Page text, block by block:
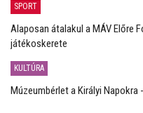
SPORT
Alaposan átalakul a MÁV Előre
játékoskerete
KULTÚRA
Múzeumbérlet a Királyi